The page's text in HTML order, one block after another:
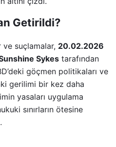
Getirildi?
suçlamalar, 20.02.2026
Sykes tarafından
göçmen politikaları ve
gerilimi bir kez daha
yasaları uygulama
sınırların ötesine